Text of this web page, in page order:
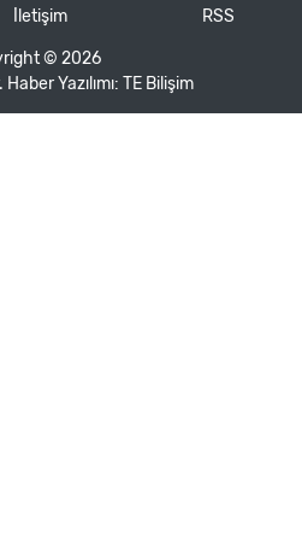
İletişim RSS
© 2026
Haber Yazılımı: TE Bilişim